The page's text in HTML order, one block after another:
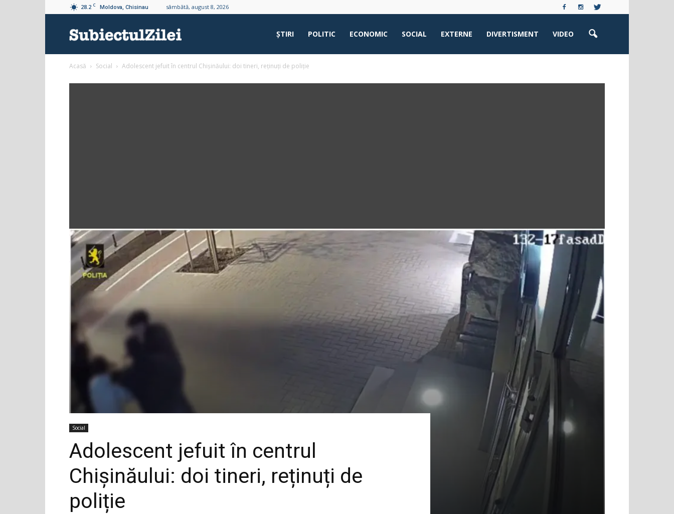
28.2 C Moldova, Chisinau sâmbătă, august 8, 2026
ŞTIRI POLITIC ECONOMIC SOCIAL EXTERNE DIVERTISMENT VIDEO
Acasă Social Adolescent jefuit în centrul Chișinăului: doi tineri, reținuți de poliție
Social
Adolescent jefuit în centrul
Chișinăului: doi tineri, reținuți de
poliție